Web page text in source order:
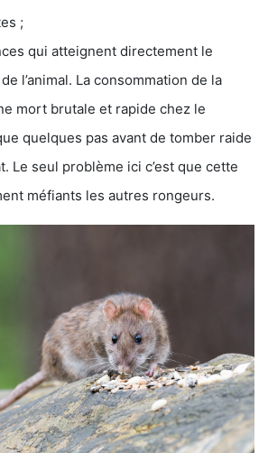
;
qui atteignent directement le
l’animal. La consommation de la
mort brutale et rapide chez le
quelques pas avant de tomber raide
Le seul problème ici c’est que cette
méfiants les autres rongeurs.